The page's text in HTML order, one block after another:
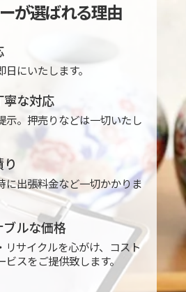
が選ばれる理由
日にいたします。
寧な対応
示。押売りなどは一切いたし
に出張料金など一切かかりま
ブルな価格
リサイクルを心がけ、コスト
ビスをご提供致します。